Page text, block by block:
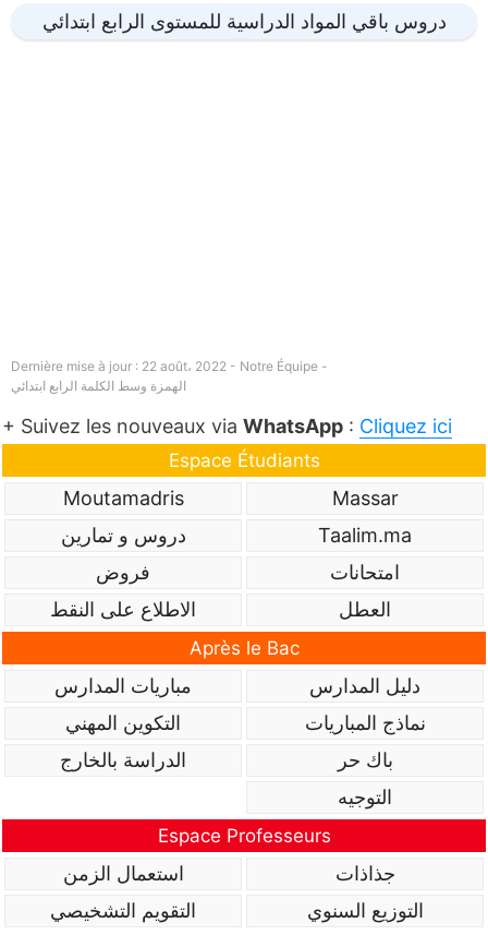
دروس باقي المواد الدراسية للمستوى الرابع ابتدائي
Dernière mise à jour : 22 août، 2022 - Notre Équipe -
الهمزة وسط الكلمة الرابع ابتدائي
+ Suivez les nouveaux via WhatsApp : Cliquez ici
Espace Étudiants
Massar
Moutamadris
Taalim.ma
دروس و تمارين
امتحانات
فروض
العطل
الاطلاع على النقط
Après le Bac
دليل المدارس
مباريات المدارس
نماذج المباريات
التكوين المهني
باك حر
الدراسة بالخارج
التوجيه
Espace Professeurs
جذاذات
استعمال الزمن
التوزيع السنوي
التقويم التشخيصي